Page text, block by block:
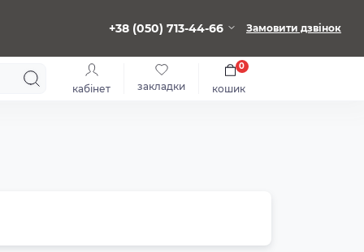
+38 (050) 713-44-66 Замовити дзвінок
кабінет закладки кошик
0